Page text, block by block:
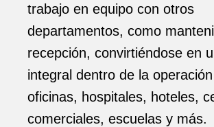
trabajo en equipo con otros
departamentos, como
recepción, convirtiéndose en
integral dentro de la
oficinas, hospitales, hoteles,
comerciales, escuelas y más.